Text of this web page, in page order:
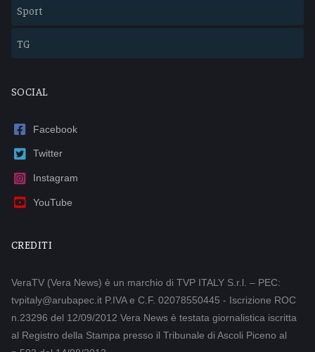
Sport
TG
SOCIAL
Facebook
Twitter
Instagram
YouTube
CREDITI
VeraTV (Vera News) è un marchio di TVP ITALY S.r.l. – PEC:
tvpitaly@arubapec.it P.IVA e C.F. 02078550445 - Iscrizione ROC
n.23296 del 12/09/2012 Vera News è testata giornalistica iscritta
al Registro della Stampa presso il Tribunale di Ascoli Piceno al